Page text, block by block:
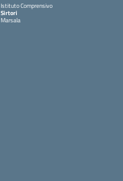
Istituto Comprensivo
Sirtori
Marsala